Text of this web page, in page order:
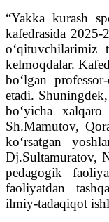
“Yakka kurash
kafedrasida
o‘qituvchilarimiz
kelmoqdalar.
bo‘lgan
etadi.
bo‘yicha
Sh.Mamutov,
ko‘rsatgan
Dj.Sultamuratov,
pedagogik
faoliyatdan
ilmiy-tadaqiqot